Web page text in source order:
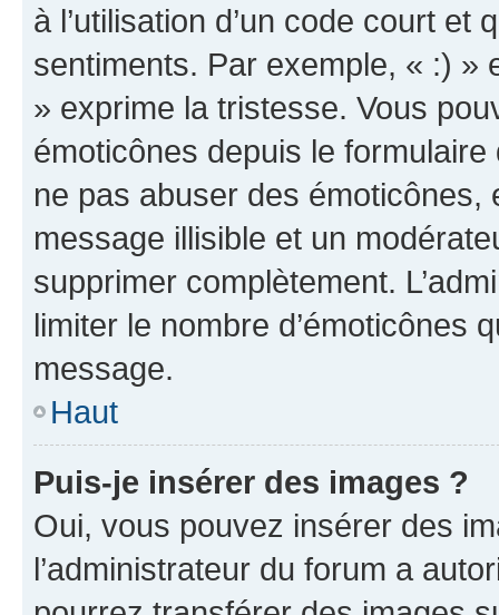
à l’utilisation d’un code court et
sentiments. Par exemple, « :) »
» exprime la tristesse. Vous
émoticônes depuis le
ne pas abuser des
message illisible et un
supprimer complètement.
limiter le nombre d’émoticônes
message.
Haut
Puis-je insérer des images ?
Oui, vous pouvez insérer des
l’administrateur du forum a